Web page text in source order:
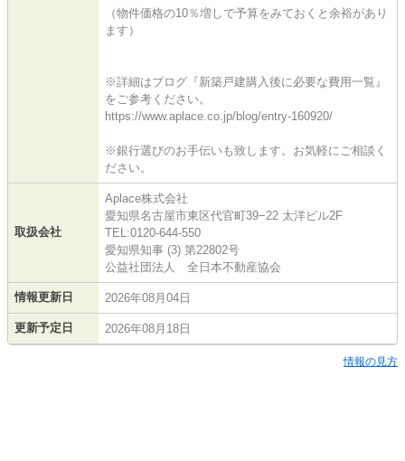
（物件価格の10％増しで予算をみておくと余裕があり
ます）
※詳細はブログ『新築戸建購入後に必要な費用一覧』
をご参考ください。
https://www.aplace.co.jp/blog/entry-160920/
※銀行選びのお手伝いも致します。お気軽にご相談く
ださい。
取扱会社
Aplace株式会社
愛知県名古屋市東区代官町39−22 太洋ビル2F
TEL:0120-644-550
愛知県知事 (3) 第22802号
公益社団法人 全日本不動産協会
情報更新日 2026年08月04日
更新予定日 2026年08月18日
情報の見方